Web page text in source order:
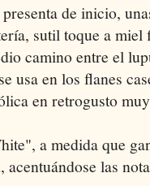
de inicio,
sutil toque a
camino entre el
usa en los flanes
en retrogusto
a medida que
acentuándose las